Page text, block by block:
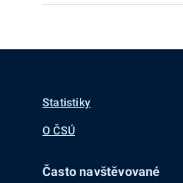
Statistiky
O ČSÚ
Často navštěvované